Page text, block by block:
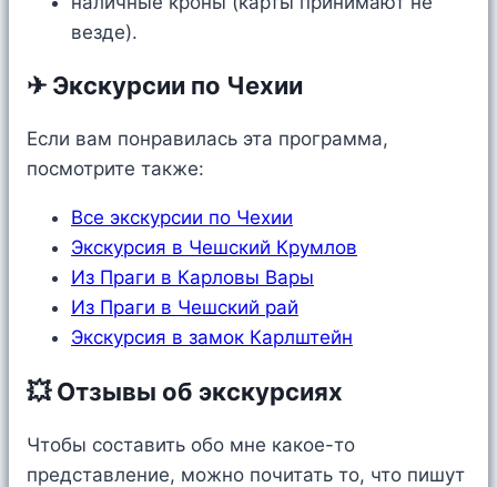
везде).
✈ Экскурсии по Чехии
Если вам понравилась эта программа,
посмотрите также:
Все экскурсии по Чехии
Экскурсия в Чешский Крумлов
Из Праги в Карловы Вары
Из Праги в Чешский рай
Экскурсия в замок Карлштейн
💥 Отзывы об экскурсиях
Чтобы составить обо мне какое-то
представление, можно почитать то, что пишут